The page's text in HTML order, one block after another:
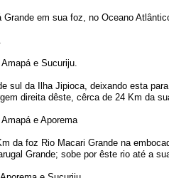
Grande em sua foz, no Oceano
e Sucuriju.
sul da Ilha Jipioca, deixando esta
direita dêste, cêrca de 24 Km da
e Aporema
da foz Rio Macari Grande na
Grande; sobe por êste rio até a